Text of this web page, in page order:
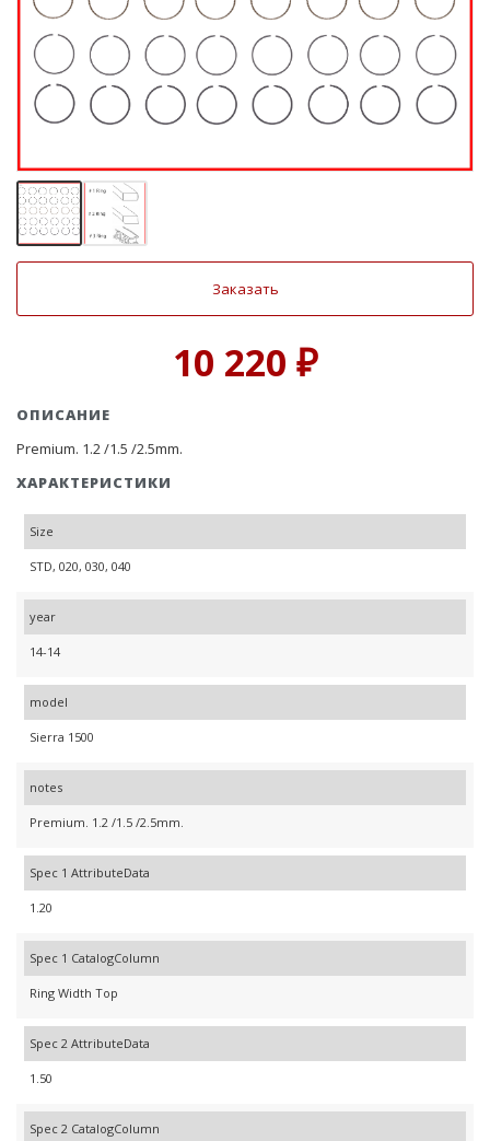
Заказать
10 220 ₽
ОПИСАНИЕ
Premium. 1.2 /1.5 /2.5mm.
ХАРАКТЕРИСТИКИ
Size
STD, 020, 030, 040
year
14-14
model
Sierra 1500
notes
Premium. 1.2 /1.5 /2.5mm.
Spec 1 AttributeData
1.20
Spec 1 CatalogColumn
Ring Width Top
Spec 2 AttributeData
1.50
Spec 2 CatalogColumn